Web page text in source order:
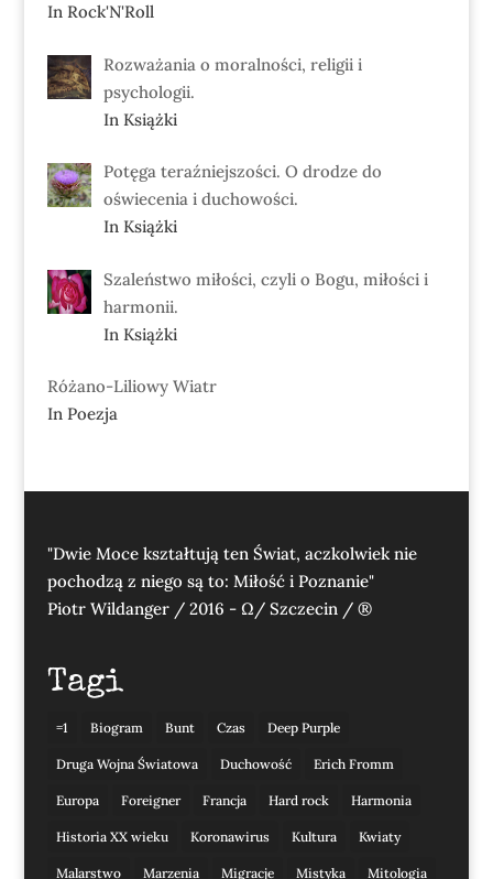
In Rock'N'Roll
Rozważania o moralności, religii i
psychologii.
In Książki
Potęga teraźniejszości. O drodze do
oświecenia i duchowości.
In Książki
Szaleństwo miłości, czyli o Bogu, miłości i
harmonii.
In Książki
Różano-Liliowy Wiatr
In Poezja
"Dwie Moce kształtują ten Świat, aczkolwiek nie
pochodzą z niego są to: Miłość i Poznanie"
Piotr Wildanger / 2016 - Ω/ Szczecin / ®
Tagi
=1 Biogram Bunt Czas Deep Purple
Druga Wojna Światowa Duchowość Erich Fromm
Europa Foreigner Francja Hard rock Harmonia
Historia XX wieku Koronawirus Kultura Kwiaty
Malarstwo Marzenia Migracje Mistyka Mitologia